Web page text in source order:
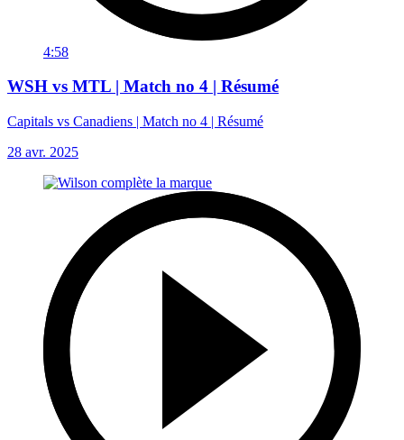
4:58
WSH vs MTL | Match no 4 | Résumé
Capitals vs Canadiens | Match no 4 | Résumé
28 avr. 2025